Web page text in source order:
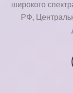
широкого
РФ,